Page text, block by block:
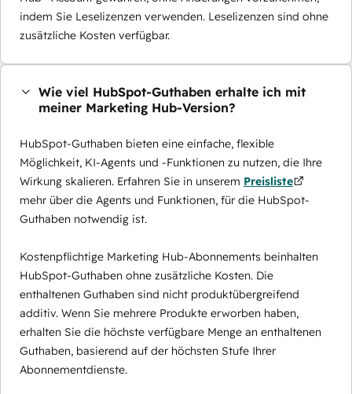
indem Sie Leselizenzen verwenden. Leselizenzen sind ohne
zusätzliche Kosten verfügbar.
Wie viel HubSpot-Guthaben erhalte ich mit
meiner Marketing Hub-Version?
HubSpot-Guthaben bieten eine einfache, flexible
Möglichkeit, KI-Agents und -Funktionen zu nutzen, die Ihre
Wirkung skalieren. Erfahren Sie in unserem Preisliste
mehr über die Agents und Funktionen, für die HubSpot-
Guthaben notwendig ist.
Kostenpflichtige Marketing Hub-Abonnements beinhalten
HubSpot-Guthaben ohne zusätzliche Kosten. Die
enthaltenen Guthaben sind nicht produktübergreifend
additiv. Wenn Sie mehrere Produkte erworben haben,
erhalten Sie die höchste verfügbare Menge an enthaltenen
Guthaben, basierend auf der höchsten Stufe Ihrer
Abonnementdienste.